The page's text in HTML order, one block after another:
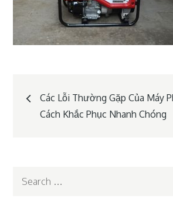
Post
navigation
Các Lỗi Thường Gặp Của Máy
Cách Khắc Phục Nhanh Chóng
Search